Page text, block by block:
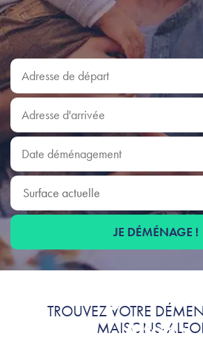
Déménagement à
Alfort :
Adresse de départ
Adresse d'arrivée
Date déménagement
Surface actuelle
Surface actuelle
JE DÉMÉNAGE !
TROUVEZ VOTRE
MAISONS-